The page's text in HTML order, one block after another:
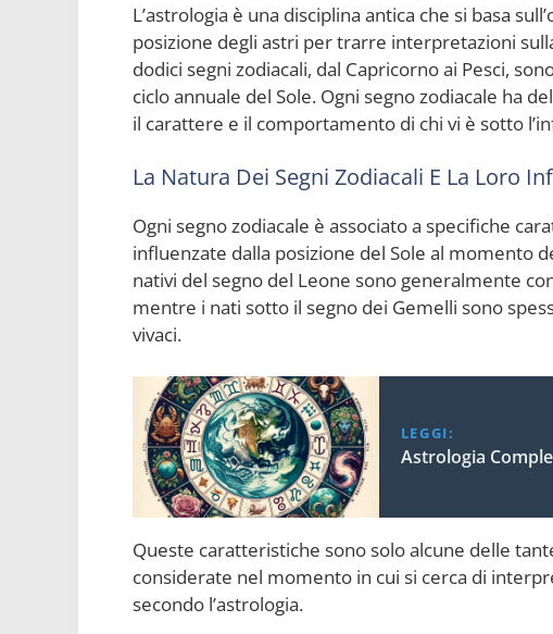
L’astrologia è una disciplina antica che si basa
posizione degli astri per trarre interpretazioni
dodici segni zodiacali, dal Capricorno ai Pesci,
ciclo annuale del Sole. Ogni segno zodiacale ha
il carattere e il comportamento di chi vi è sotto
La Natura Dei Segni Zodiacali E La Loro
Ogni segno zodiacale è associato a specifiche
influenzate dalla posizione del Sole al momento
nativi del segno del Leone sono generalmente
mentre i nati sotto il segno dei Gemelli sono
vivaci.
LEGGI:
Astrologia
Queste caratteristiche sono solo alcune delle
considerate nel momento in cui si cerca di
secondo l’astrologia.